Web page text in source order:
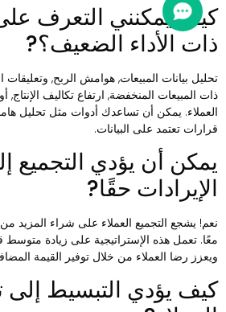
يمكنني التعرف على
الأداء الضعيف؟?
بيانات المبيعات, هوامش الربح, وتعليقات
المبيعات المنخفضة, ارتفاع تكاليف الإنتاج,
يمكن أن تساعدك أدوات مثل تحليل
تعتمد على البيانات.
أن يؤدي التجميع
حقًا?
يشجع التجميع العملاء على شراء المزيد من
تعمل هذه الإستراتيجية على زيادة متوسط
رضا العملاء من خلال توفير القيمة المضافة.
يؤدي التبسيط إلى